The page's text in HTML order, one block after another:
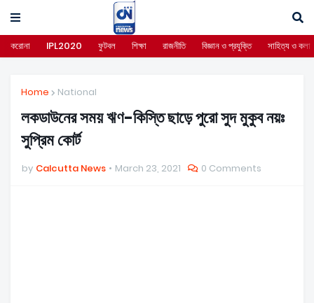
করোনা IPL2020 ফুটবল শিক্ষা রাজনীতি বিজ্ঞান ও প্রযুক্তি সাহিত্য ও কলা
Home National
লকডাউনের সময় ঋণ-কিস্তি ছাড়ে পুরো সুদ মুকুব নয়ঃ
সুপ্রিম কোর্ট
by Calcutta News March 23, 2021 0 Comments